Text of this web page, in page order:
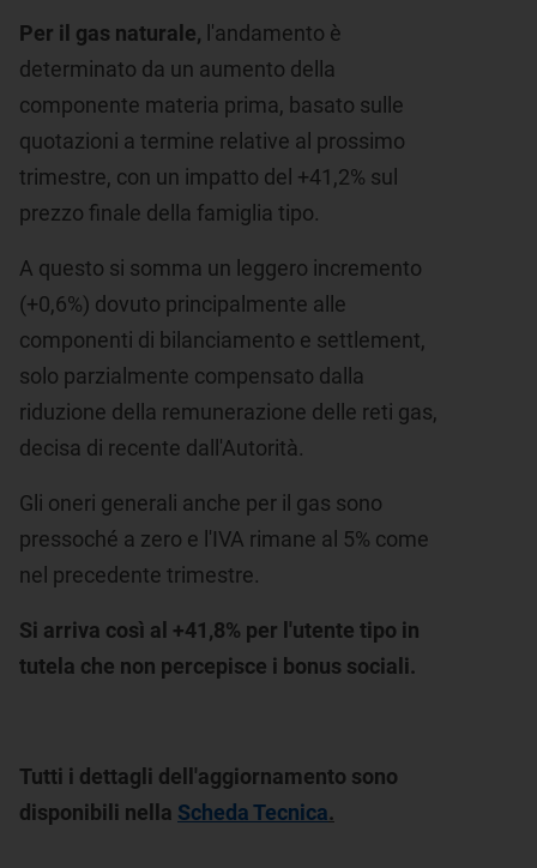
Per il gas naturale, l'andamento è
determinato da un aumento della
componente materia prima, basato sulle
quotazioni a termine relative al prossimo
trimestre, con un impatto del +41,2% sul
prezzo finale della famiglia tipo.
A questo si somma un leggero incremento
(+0,6%) dovuto principalmente alle
componenti di bilanciamento e settlement,
solo parzialmente compensato dalla
riduzione della remunerazione delle reti gas,
decisa di recente dall'Autorità.
Gli oneri generali anche per il gas sono
pressoché a zero e l'IVA rimane al 5% come
nel precedente trimestre.
Si arriva così al +41,8% per l'utente tipo in
tutela che non percepisce i bonus sociali.
Tutti i dettagli dell'aggiornamento sono
disponibili nella Scheda Tecnica.